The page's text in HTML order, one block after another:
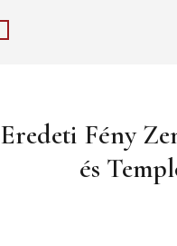
Eredeti Fény
és